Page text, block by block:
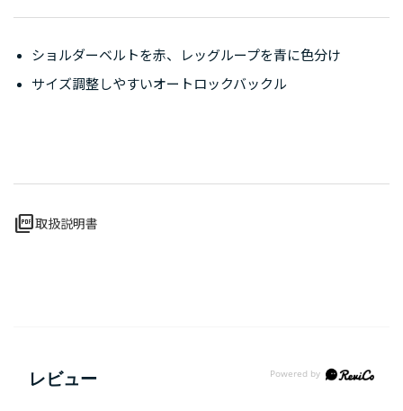
ショルダーベルトを赤、レッグループを青に色分け
サイズ調整しやすいオートロックバックル
picture_as_pdf取扱説明書
レビュー